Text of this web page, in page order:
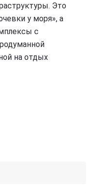
Это
у моря», а
с
на отдых